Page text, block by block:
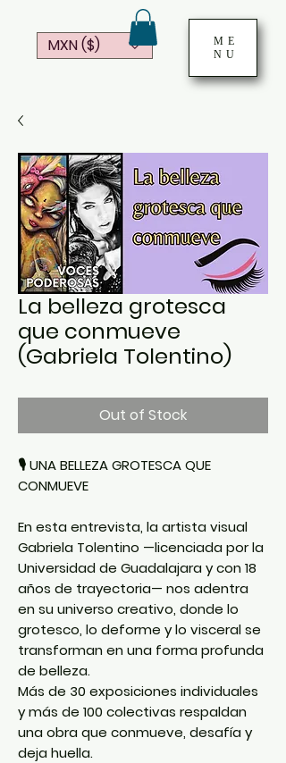
ME
NU
MXN ($)
La belleza grotesca
que conmueve
(Gabriela Tolentino)
Out of Stock
🎙️UNA BELLEZA GROTESCA QUE
CONMUEVE
En esta entrevista, la artista visual
Gabriela Tolentino —licenciada por la
Universidad de Guadalajara y con 18
años de trayectoria— nos adentra
en su universo creativo, donde lo
grotesco, lo deforme y lo visceralse
transforman en una forma profunda
de belleza.
Más de 30 exposiciones individuales
y más de 100 colectivas respaldan
una obra que conmueve, desafía y
deja huella.